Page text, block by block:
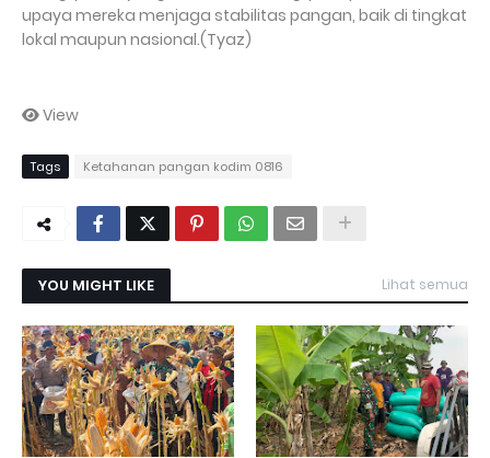
upaya mereka menjaga stabilitas pangan, baik di tingkat
lokal maupun nasional.(Tyaz)
View
Tags Ketahanan pangan kodim 0816
YOU MIGHT LIKE Lihat semua